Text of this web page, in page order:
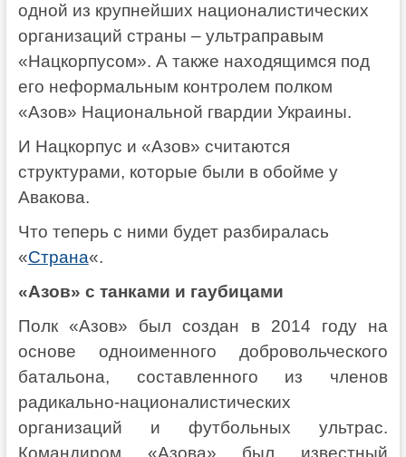
одной из крупнейших националистических
организаций страны – ультраправым
«Нацкорпусом». А также находящимся под
его неформальным контролем полком
«Азов» Национальной гвардии Украины.
И Нацкорпус и «Азов» считаются
структурами, которые были в обойме у
Авакова.
Что теперь с ними будет разбиралась
«Страна«.
«Азов» с танками и гаубицами
Полк «Азов» был создан в 2014 году на
основе одноименного добровольческого
батальона, составленного из членов
радикально-националистических
организаций и футбольных ультрас.